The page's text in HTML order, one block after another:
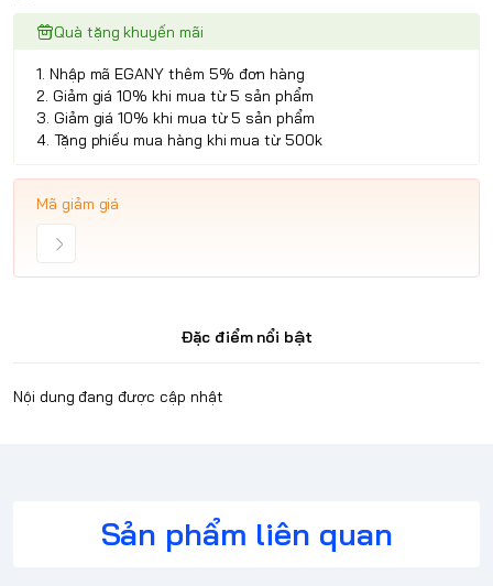
Quà tặng khuyến mãi
1. Nhập mã EGANY thêm 5% đơn hàng
2. Giảm giá 10% khi mua từ 5 sản phẩm
3. Giảm giá 10% khi mua từ 5 sản phẩm
4. Tặng phiếu mua hàng khi mua từ 500k
Mã giảm giá
Đặc điểm nổi bật
Nội dung đang được cập nhật
Sản phẩm liên quan